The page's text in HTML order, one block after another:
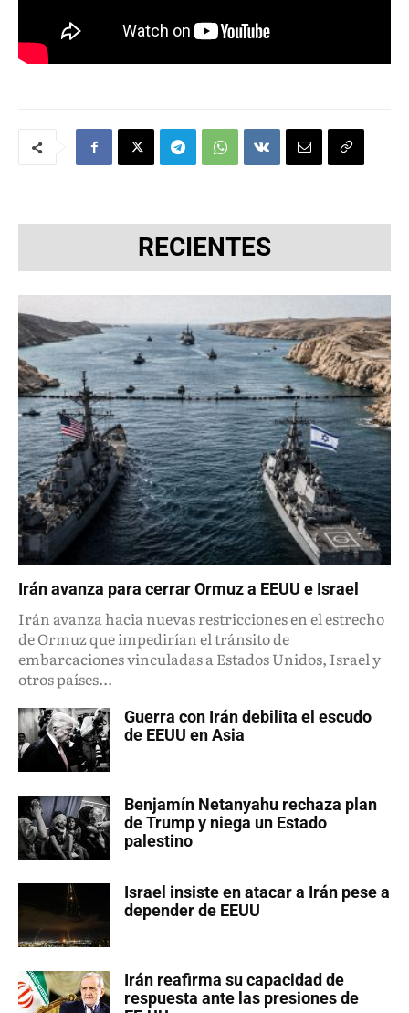
RECIENTES
Irán avanza para cerrar Ormuz a EEUU e Israel
Irán avanza hacia nuevas restricciones en el estrecho
de Ormuz que impedirían el tránsito de
embarcaciones vinculadas a Estados Unidos, Israel y
otros países...
Guerra con Irán debilita el escudo
de EEUU en Asia
Benjamín Netanyahu rechaza plan
de Trump y niega un Estado
palestino
Israel insiste en atacar a Irán pese a
depender de EEUU
Irán reafirma su capacidad de
respuesta ante las presiones de